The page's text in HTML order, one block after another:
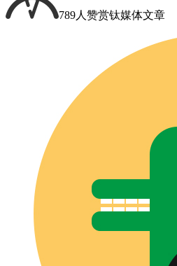
789人赞赏钛媒体文章